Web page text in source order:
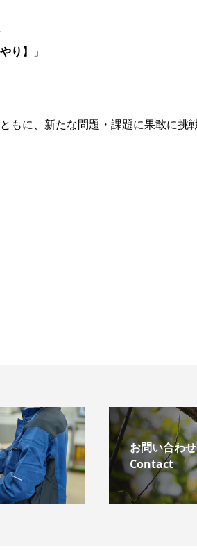
り】
」
もに、新たな問題・課題に果敢に挑
お問い合わせ
Contact